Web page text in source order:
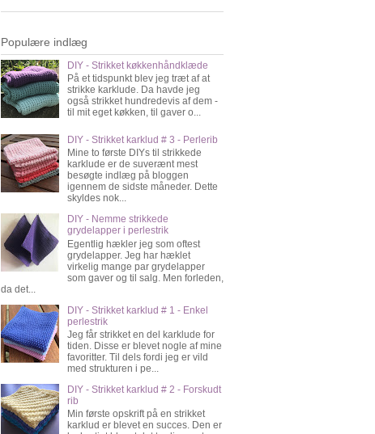
Populære indlæg
DIY - Strikket køkkenhåndklæde
På et tidspunkt blev jeg træt af at
strikke karklude. Da havde jeg
også strikket hundredevis af dem -
til mit eget køkken, til gaver o...
DIY - Strikket karklud # 3 - Perlerib
Mine to første DIYs til strikkede
karklude er de suverænt mest
besøgte indlæg på bloggen
igennem de sidste måneder. Dette
skyldes nok...
DIY - Nemme strikkede
grydelapper i perlestrik
Egentlig hækler jeg som oftest
grydelapper. Jeg har hæklet
virkelig mange par grydelapper
som gaver og til salg. Men forleden,
da det...
DIY - Strikket karklud # 1 - Enkel
perlestrik
Jeg får strikket en del karklude for
tiden. Disse er blevet nogle af mine
favoritter. Til dels fordi jeg er vild
med strukturen i pe...
DIY - Strikket karklud # 2 - Forskudt
rib
Min første opskrift på en strikket
karklud er blevet en succes. Den er